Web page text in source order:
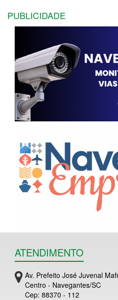
PUBLICIDADE
ATENDIMENTO
Av. Prefeito José Juvenal
Centro - Navegantes/SC
Cep: 88370 - 112